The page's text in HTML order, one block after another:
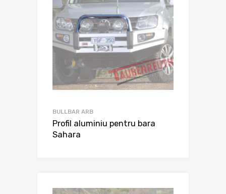
BULLBAR ARB
Profil aluminiu pentru bara
Sahara